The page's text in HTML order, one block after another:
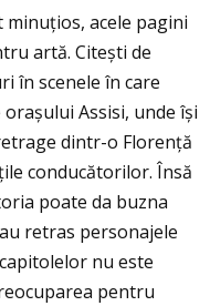
acele pagini
artă. Citești de
în scenele în care
Assisi, unde își
dintr-o Florenţă
conducătorilor. Însă
poate da buzna
retras personajele
nu este
pentru